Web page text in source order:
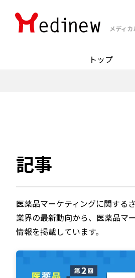
メディ
トップ
記事
医薬品マーケティングに関する
業界の最新動向から、医薬品マ
情報を掲載しています。